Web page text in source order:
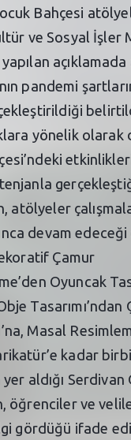
Bahçesi
ve Sosyal İşler
pandemi
yönelik olarak
atölyeler
devam edeceği
Çamur
Oyuncak
Tasarımı’ndan
Masal
kadar
aldığı Serdivan
öğrenciler ve
gördüğü ifade
PLANETARYUM